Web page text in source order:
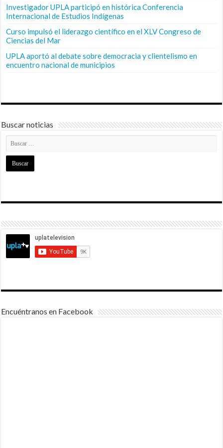
Investigador UPLA participó en histórica Conferencia
Internacional de Estudios Indígenas
Curso impulsó el liderazgo científico en el XLV Congreso de
Ciencias del Mar
UPLA aportó al debate sobre democracia y clientelismo en
encuentro nacional de municipios
Buscar noticias
Encuéntranos en Facebook